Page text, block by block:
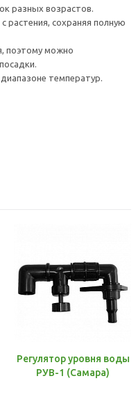
разных возрастов.
растения, сохраняя полную
поэтому можно
температур.
Регулятор уровня воды
РУВ-1 (Самара)